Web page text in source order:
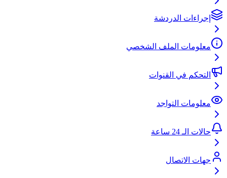
إجراءات الدردشة
معلومات الملف الشخصي
التحكم في القنوات
معلومات التواجد
حالات الـ 24 ساعة
جهات الاتصال